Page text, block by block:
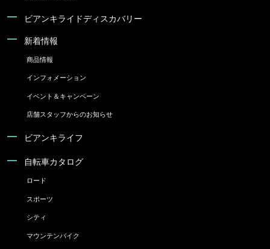
ビアンキライドディスカバリー
新着情報
商品情報
インフォメーション
イベント＆キャンペーン
店舗スタッフからのお知らせ
ビアンキライフ
自転車カタログ
ロード
スポーツ
シティ
マウンテンバイク